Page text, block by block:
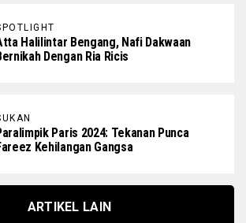
Halilintar Bengang, Nafi Dakwaan
Dengan Ria Ricis
Paris 2024: Tekanan Punca
Kehilangan Gangsa
ARTIKEL LAIN